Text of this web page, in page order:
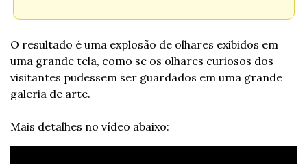
O resultado é uma explosão de olhares exibidos em
uma grande tela, como se os olhares curiosos dos
visitantes pudessem ser guardados em uma grande
galeria de arte.
Mais detalhes no vídeo abaixo: